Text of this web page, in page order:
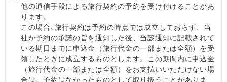
他の通信手段による旅行契約の予約を受け付けることがあ
ります。
この場合､旅行契約は予約の時点では成立しておらず、当
社が予約の承諾の旨を通知した後、当該通知に記載されて
いる期日までに申込金（旅行代金の一部または全額）を受
領したときに成立するものとします。この期間内に申込金
（旅行代金の一部または全額）をお支払いいただけない場
合は、予約はなかったものとして取り扱うことがありま